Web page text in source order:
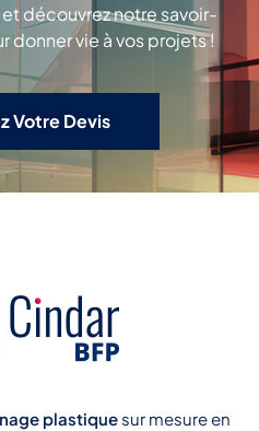
découvrez notre savoir-
donner vie à vos projets !
Votre Devis
plastiquesur mesure en